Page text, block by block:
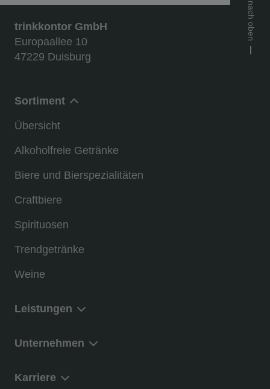
trinkkontor GmbH
Europaallee 10
47229 Duisburg
Sortiment
Übersicht
Alkoholfreie Getränke
Biere und Bierspezialitäten
Craftbiere
Spirituosen
Trendgetränke
Weine
Leistungen
Unternehmen
Karriere
nach oben